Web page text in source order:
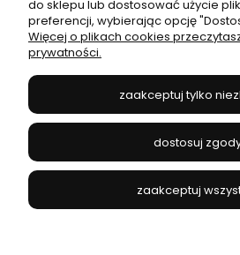
Informacje
JANEX
504 545 749//E-mail:
do sklepu lub dostosować użycie
preferencji, wybierając opcję
Więcej o plikach cookies
prywatności.
zaakceptuj tylko
dostosuj
zaakceptuj